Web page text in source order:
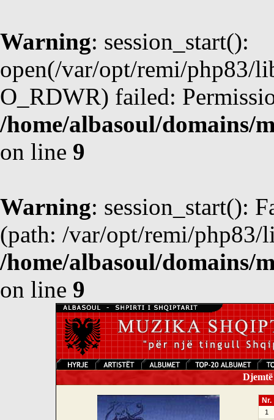
Warning: session_start():
open(/var/opt/remi/php83/
O_RDWR) failed:
/home/albasoul/domains/
on line 9
Warning: session_start():
(path: /var/opt/remi/php83/
/home/albasoul/domains/
on line 9
Nr.
1